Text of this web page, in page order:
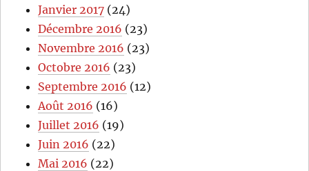
Janvier 2017 (24)
Décembre 2016 (23)
Novembre 2016 (23)
Octobre 2016 (23)
Septembre 2016 (12)
Août 2016 (16)
Juillet 2016 (19)
Juin 2016 (22)
Mai 2016 (22)